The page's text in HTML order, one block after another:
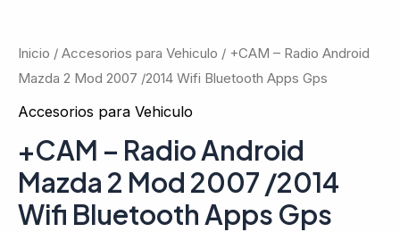
Inicio / Accesorios para Vehiculo / +CAM – Radio Android
Mazda 2 Mod 2007 /2014 Wifi Bluetooth Apps Gps
Accesorios para Vehiculo
+CAM – Radio Android
Mazda 2 Mod 2007 /2014
Wifi Bluetooth Apps Gps